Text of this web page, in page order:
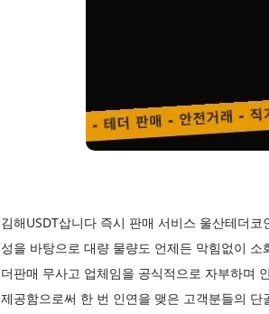
김해USDT삽니다 즉시 판매 서비스 울산테더
성을 바탕으로 대량 물량도 언제든 막힘없이
더판매 무사고 업체임을 공식적으로 자부하며
제공함으로써 한 번 인연을 맺은 고객분들의